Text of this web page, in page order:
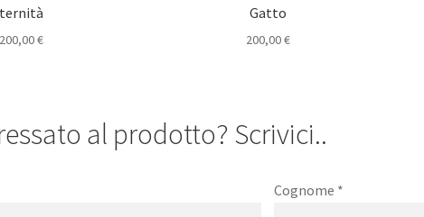
€
Gatto
200,00€
al prodotto? Scrivici..
Cognome *